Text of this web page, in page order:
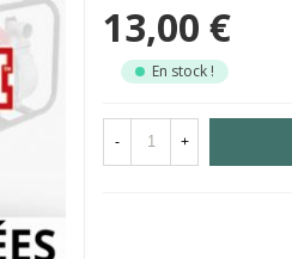
13,00 €
En stock !
- +